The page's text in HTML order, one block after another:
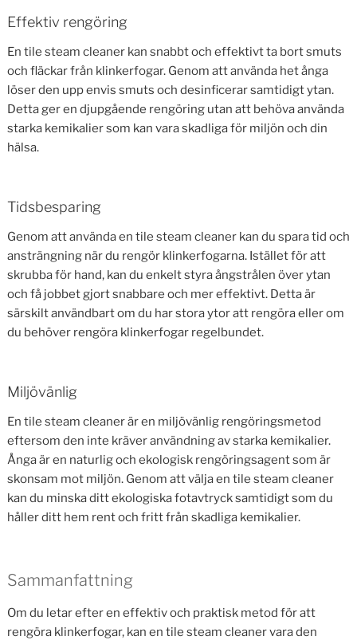
Effektiv rengöring
En tile steam cleaner kan snabbt och effektivt ta bort smuts
och fläckar från klinkerfogar. Genom att använda het ånga
löser den upp envis smuts och desinficerar samtidigt ytan.
Detta ger en djupgående rengöring utan att behöva använda
starka kemikalier som kan vara skadliga för miljön och din
hälsa.
Tidsbesparing
Genom att använda en tile steam cleaner kan du spara tid och
ansträngning när du rengör klinkerfogarna. Istället för att
skrubba för hand, kan du enkelt styra ångstrålen över ytan
och få jobbet gjort snabbare och mer effektivt. Detta är
särskilt användbart om du har stora ytor att rengöra eller om
du behöver rengöra klinkerfogar regelbundet.
Miljövänlig
En tile steam cleaner är en miljövänlig rengöringsmetod
eftersom den inte kräver användning av starka kemikalier.
Ånga är en naturlig och ekologisk rengöringsagent som är
skonsam mot miljön. Genom att välja en tile steam cleaner
kan du minska ditt ekologiska fotavtryck samtidigt som du
håller ditt hem rent och fritt från skadliga kemikalier.
Sammanfattning
Om du letar efter en effektiv och praktisk metod för att
rengöra klinkerfogar, kan en tile steam cleaner vara den